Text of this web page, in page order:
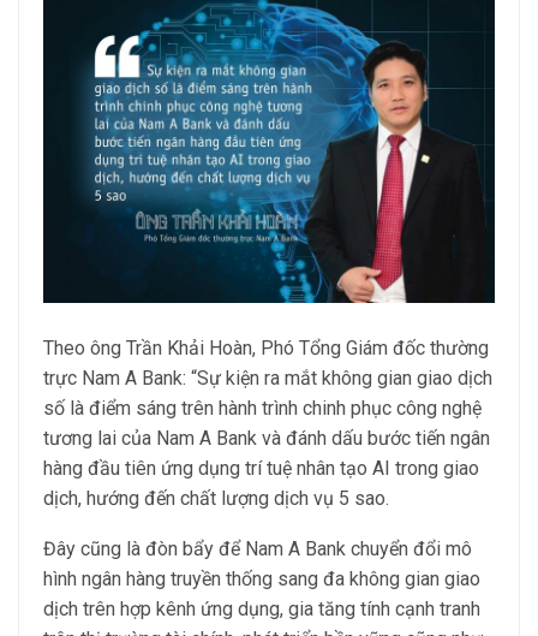
Theo ông Trần Khải Hoàn, Phó Tổng Giám đốc thường
trực Nam A Bank: “Sự kiện ra mắt không gian giao dịch
số là điểm sáng trên hành trình chinh phục công nghệ
tương lai của Nam A Bank và đánh dấu bước tiến ngân
hàng đầu tiên ứng dụng trí tuệ nhân tạo AI trong giao
dịch, hướng đến chất lượng dịch vụ 5 sao.
Đây cũng là đòn bẩy để Nam A Bank chuyển đổi mô
hình ngân hàng truyền thống sang đa không gian giao
dịch trên hợp kênh ứng dụng, gia tăng tính cạnh tranh